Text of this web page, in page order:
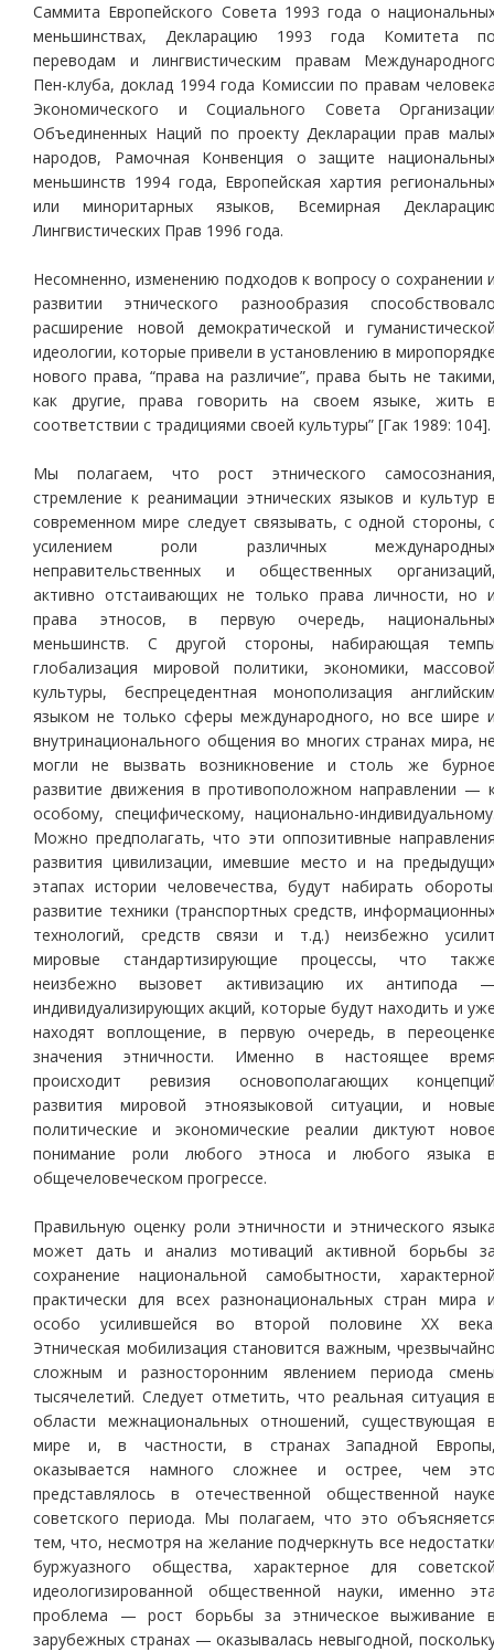
Саммита Европейского Совета 1993 года о
меньшинствах, Декларацию 1993 года Комитета
переводам и лингвистическим правам
Пен-клуба, доклад 1994 года Комиссии по правам
Экономического и Социального Совета
Объединенных Наций по проекту Декларации прав
народов, Рамочная Конвенция о защите
меньшинств 1994 года, Европейская хартия
или миноритарных языков, Всемирная
Лингвистических Прав 1996 года.
Несомненно, изменению подходов к вопросу о сохранении
развитии этнического разнообразия
расширение новой демократической и
идеологии, которые привели в установлению в
нового права, “права на различие”, права быть не
как другие, права говорить на своем языке, жить
соответствии с традициями своей культуры” [Гак 1989: 104].
Мы полагаем, что рост этнического
стремление к реанимации этнических языков и культур
современном мире следует связывать, с одной стороны,
усилением роли различных
неправительственных и общественных
активно отстаивающих не только права личности, но
права этносов, в первую очередь,
меньшинств. С другой стороны, набирающая
глобализация мировой политики, экономики,
культуры, беспрецедентная монополизация
языком не только сферы международного, но все шире
внутринационального общения во многих странах мира,
могли не вызвать возникновение и столь же
развитие движения в противоположном направлении —
особому, специфическому, национально-
Можно предполагать, что эти оппозитивные
развития цивилизации, имевшие место и на
этапах истории человечества, будут набирать
развитие техники (транспортных средств,
технологий, средств связи и т.д.) неизбежно
мировые стандартизирующие процессы, что
неизбежно вызовет активизацию их антипода
индивидуализирующих акций, которые будут находить и
находят воплощение, в первую очередь, в
значения этничности. Именно в настоящее
происходит ревизия основополагающих
развития мировой этноязыковой ситуации, и
политические и экономические реалии диктуют
понимание роли любого этноса и любого языка
общечеловеческом прогрессе.
Правильную оценку роли этничности и этнического
может дать и анализ мотиваций активной борьбы
сохранение национальной самобытности,
практически для всех разнонациональных стран мира
особо усилившейся во второй половине ХХ
Этническая мобилизация становится важным,
сложным и разносторонним явлением периода
тысячелетий. Следует отметить, что реальная ситуация
области межнациональных отношений, существующая
мире и, в частности, в странах Западной
оказывается намного сложнее и острее, чем
представлялось в отечественной общественной
советского периода. Мы полагаем, что это
тем, что, несмотря на желание подчеркнуть все
буржуазного общества, характерное для
идеологизированной общественной науки, именно
проблема — рост борьбы за этническое выживание
зарубежных странах — оказывалась невыгодной,